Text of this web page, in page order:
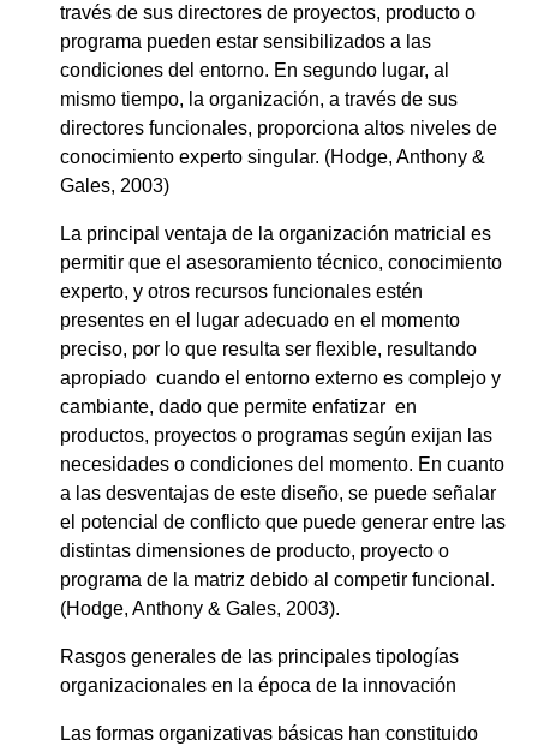
través de sus directores de proyectos, producto o
programa pueden estar sensibilizados a las
condiciones del entorno. En segundo lugar, al
mismo tiempo, la organización, a través de sus
directores funcionales, proporciona altos niveles de
conocimiento experto singular. (Hodge, Anthony &
Gales, 2003)
La principal ventaja de la organización matricial es
permitir que el asesoramiento técnico, conocimiento
experto, y otros recursos funcionales estén
presentes en el lugar adecuado en el momento
preciso, por lo que resulta ser flexible, resultando
apropiado cuando el entorno externo es complejo y
cambiante, dado que permite enfatizar en
productos, proyectos o programas según exijan las
necesidades o condiciones del momento. En cuanto
a las desventajas de este diseño, se puede señalar
el potencial de conflicto que puede generar entre las
distintas dimensiones de producto, proyecto o
programa de la matriz debido al competir funcional.
(Hodge, Anthony & Gales, 2003).
Rasgos generales de las principales tipologías
organizacionales en la época de la innovación
Las formas organizativas básicas han constituido